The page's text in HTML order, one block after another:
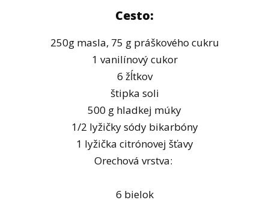
Cesto:
250g masla, 75 g práškového cukru
1 vanilínový cukor
6 žĺtkov
štipka soli
500 g hladkej múky
1/2 lyžičky sódy bikarbóny
1 lyžička citrónovej šťavy
Orechová vrstva:
6 bielok